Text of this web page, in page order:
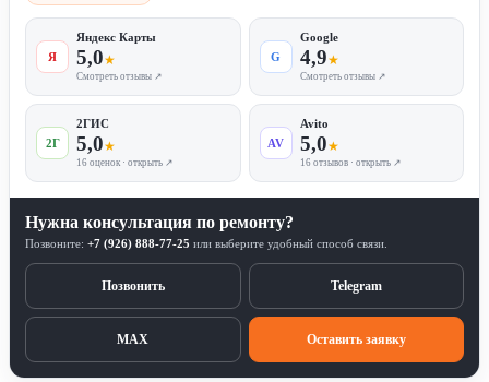
Я
Яндекс Карты
5,0★
Смотреть отзывы ↗
G
Google
4,9★
Смотреть отзывы ↗
2Г
2ГИС
5,0★
16 оценок · открыть ↗
AV
Avito
5,0★
16 отзывов · открыть ↗
Нужна консультация по ремонту?
Позвоните: +7 (926) 888-77-25 или выберите удобный способ связи.
Позвонить Telegram
MAX Оставить заявку